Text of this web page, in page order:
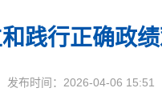
践行正确政
时间：2026-04-06 15:51